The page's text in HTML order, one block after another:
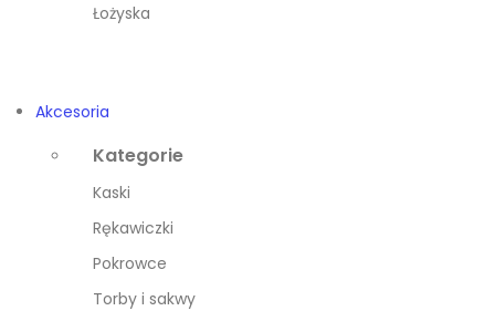
Łożyska
Akcesoria
Kategorie
Kaski
Rękawiczki
Pokrowce
Torby i sakwy